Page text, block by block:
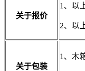
关于报价
1、以
2、以
关于包装
1、木